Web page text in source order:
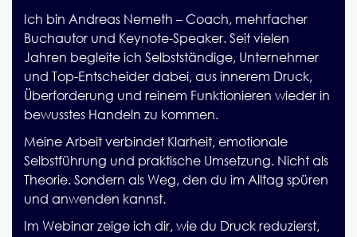
Ich bin Andreas Nemeth – Coach, mehrfacher
Buchautor und Keynote-Speaker. Seit vielen
Jahren begleite ich Selbstständige, Unternehmer
und Top-Entscheider dabei, aus innerem Druck,
Überforderung und reinem Funktionieren wieder in
bewusstes Handeln zu kommen.
Meine Arbeit verbindet Klarheit, emotionale
Selbstführung und praktische Umsetzung. Nicht als
Theorie. Sondern als Weg, den du im Alltag spüren
und anwenden kannst.
Im Webinar zeige ich dir, wie du Druck reduzierst,